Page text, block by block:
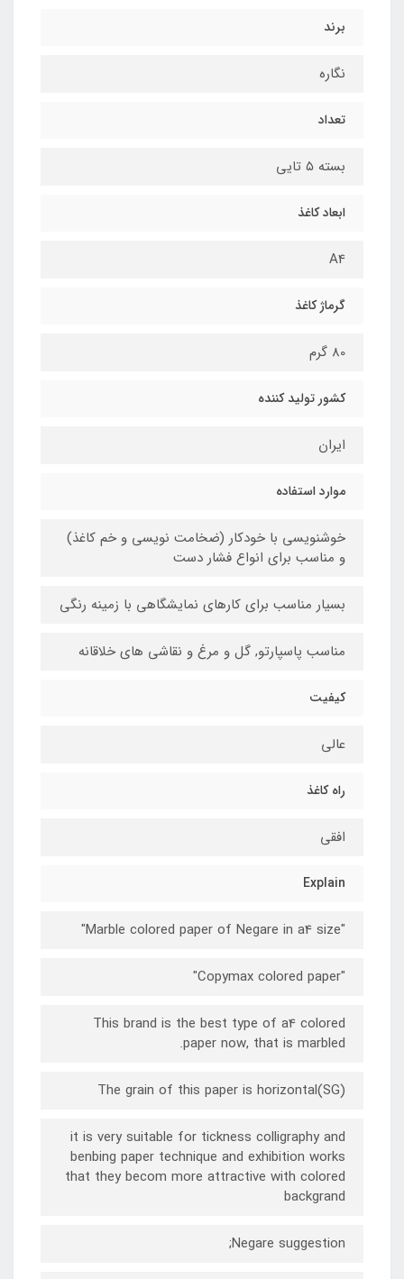
برند
نگاره
تعداد
بسته ۵ تایی
ابعاد کاغذ
A4
گرماژ کاغذ
80 گرم
کشور تولید کننده
ایران
موارد استفاده
خوشنویسی با خودکار (ضخامت نویسی و خم کاغذ)
و مناسب برای انواع فشار دست
بسیار مناسب برای کارهای نمایشگاهی با زمینه رنگی
مناسب پاسپارتو, گل و مرغ و نقاشی های خلاقانه
کیفیت
عالی
راه کاغذ
افقی
Explain
"Marble colored paper of Negare in a4 size"
"Copymax colored paper"
This brand is the best type of a4 colored
paper now, that is marbled.
The grain of this paper is horizontal(SG)
it is very suitable for tickness colligraphy and
benbing paper technique and exhibition works
that they becom more attractive with colored
backgrand
Negare suggestion;